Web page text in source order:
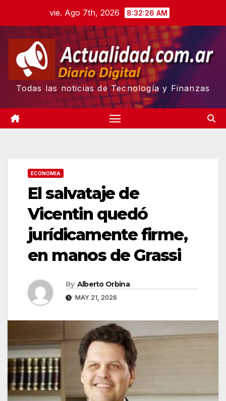
content
vie. Ago 7th, 2026 8:32:27 AM
Todas las noticias de Tecnología y Finanzas
ECONOMIA
El salvataje de
Vicentin quedó
jurídicamente firme,
en manos de Grassi
By Alberto Orbina
MAY 21, 2026